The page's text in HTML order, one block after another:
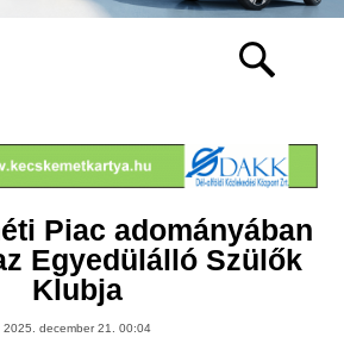
Piac adományában
Egyedülálló Szülők
Klubja
2025. december 21. 00:04